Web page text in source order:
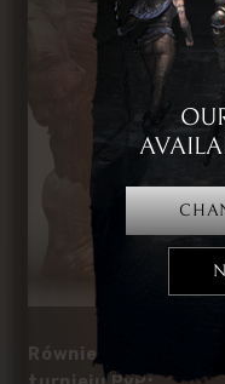
Również szykujemy